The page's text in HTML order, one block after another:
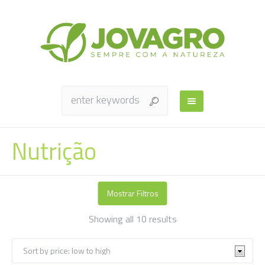
Nutrição
Showing all 10 resultsSorted
low
Mostrar Filtros